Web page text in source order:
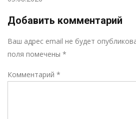
Добавить комментарий
Ваш адрес email не будет
поля помечены *
Комментарий *